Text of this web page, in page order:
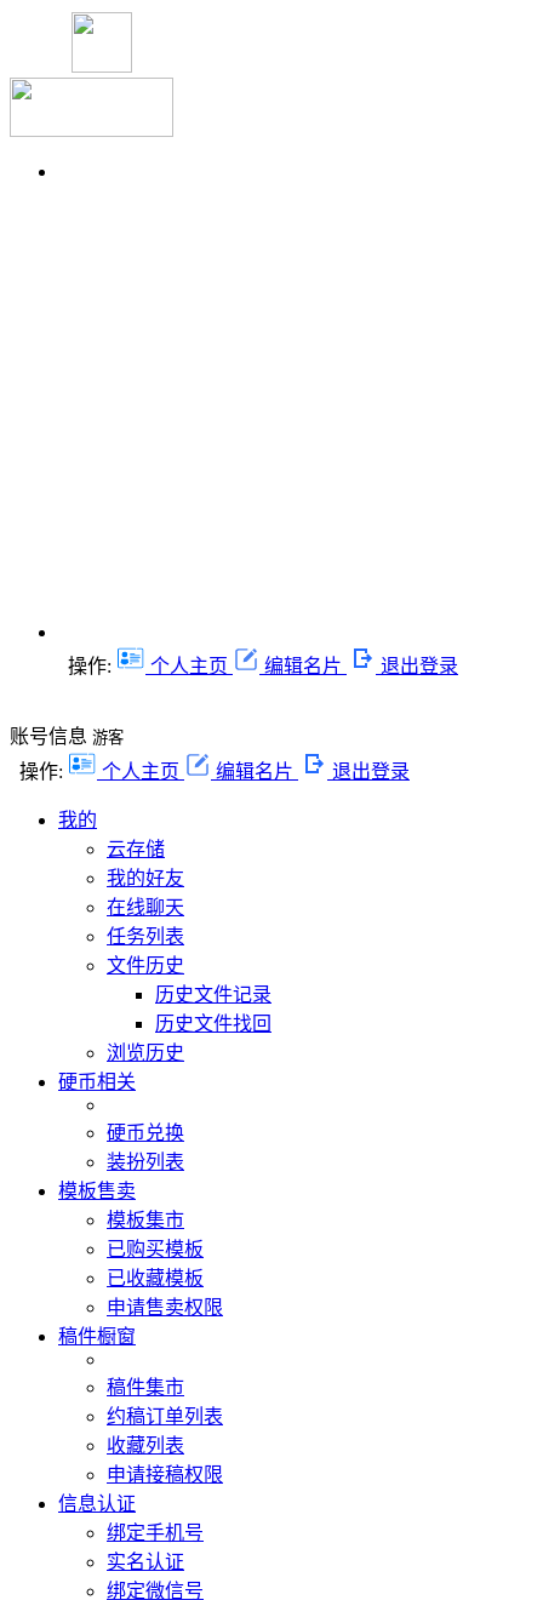
操作: 个人主页 编辑名片 退出登录
账号信息 游客
操作: 个人主页 编辑名片 退出登录
我的
云存储
我的好友
在线聊天
任务列表
文件历史
历史文件记录
历史文件找回
浏览历史
硬币相关
硬币兑换
装扮列表
模板售卖
模板集市
已购买模板
已收藏模板
申请售卖权限
稿件橱窗
稿件集市
约稿订单列表
收藏列表
申请接稿权限
信息认证
绑定手机号
实名认证
绑定微信号